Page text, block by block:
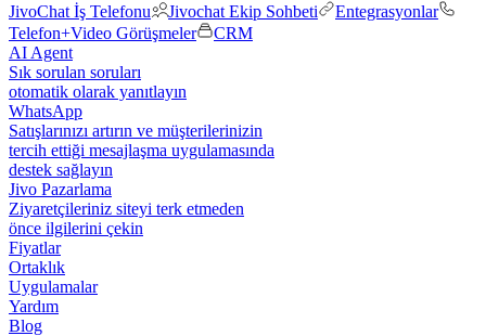
JivoChat İş Telefonu
Jivochat Ekip Sohbeti
Entegrasyonlar
Telefon+Video Görüşmeler
CRM
AI Agent
Sık sorulan soruları
otomatik olarak yanıtlayın
WhatsApp
Satışlarınızı artırın ve müşterilerinizin
tercih ettiği mesajlaşma uygulamasında
destek sağlayın
Jivo Pazarlama
Ziyaretçileriniz siteyi terk etmeden
önce ilgilerini çekin
Fiyatlar
Ortaklık
Uygulamalar
Yardım
Blog